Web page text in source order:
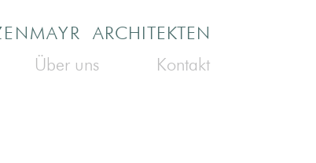
ARCHITEKTEN
Über uns Kontakt